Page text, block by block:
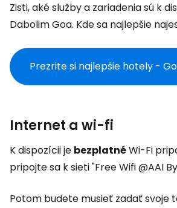
Zisti, aké služby a zariadenia sú k
Dabolim Goa. Kde sa najlepšie
Prezrite si najlepšie hotely -
Internet a wi-fi
K dispozícii je bezplatnéWi-Fi
pripojte sa k sieti "Free Wifi @AAI
Potom budete musieť zadať svoje